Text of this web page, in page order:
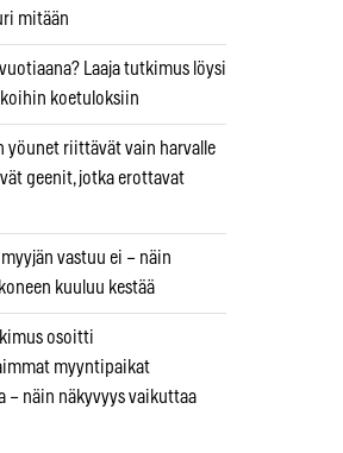
mitään
Laaja tutkimus löysi
koetuloksiin
yöunet riittävät vain harvalle
geenit, jotka erottavat
vastuu ei – näin
kuuluu kestää
osoitti
myyntipaikat
– näin näkyvyys vaikuttaa